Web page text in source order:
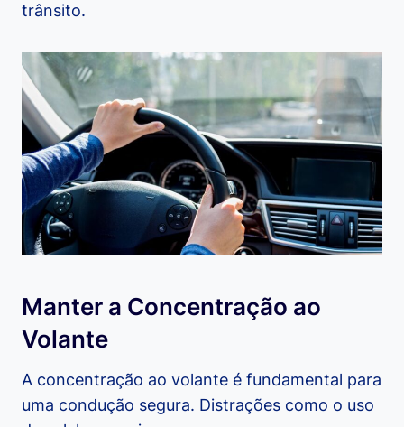
trânsito.
Manter a Concentração ao
Volante
A concentração ao volante é fundamental para
uma condução segura. Distrações como o uso